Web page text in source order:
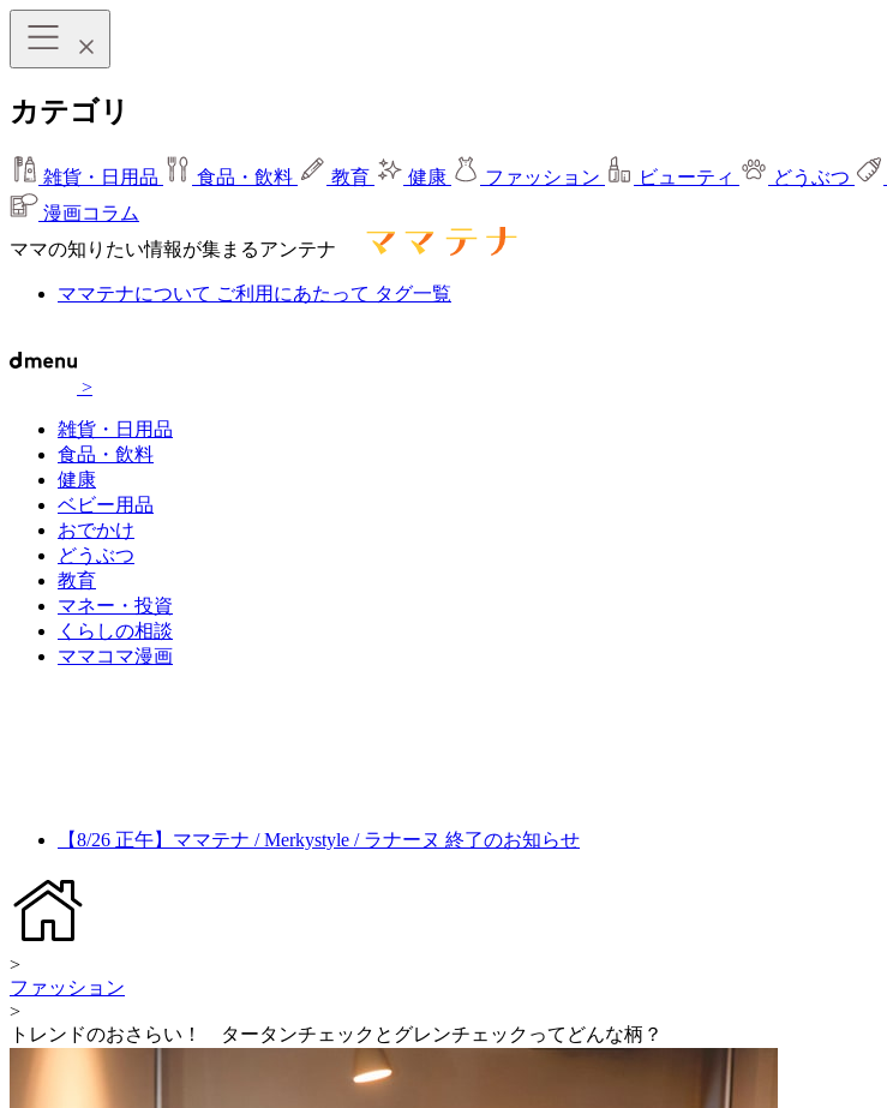
カテゴリ
雑貨・日用品 食品・飲料 教育 健康 ファッション ビューティ どうぶつ
漫画コラム
ママの知りたい情報が集まるアンテナ
ママテナについて ご利用にあたって タグ一覧
>
雑貨・日用品
食品・飲料
健康
ベビー用品
おでかけ
どうぶつ
教育
マネー・投資
くらしの相談
ママコマ漫画
【8/26 正午】ママテナ / Merkystyle / ラナーヌ 終了のお知らせ
>
ファッション
>
トレンドのおさらい！ タータンチェックとグレンチェックってどんな柄？